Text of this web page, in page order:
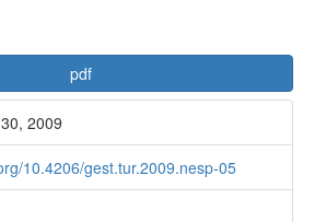
pdf
2009
10.4206/gest.tur.2009.nesp-05